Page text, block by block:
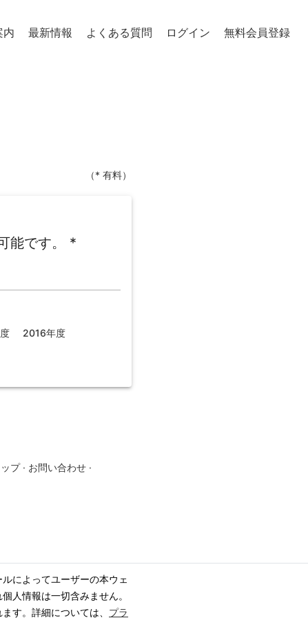
によってユーザーの本ウェ
人情報は一切含みません。
す。詳細については、 プラ
内 最新情報 よくある質問 ログイン 無料会員登録
（* 有料）
です。 *
2016年度
プ · お問い合わせ ·